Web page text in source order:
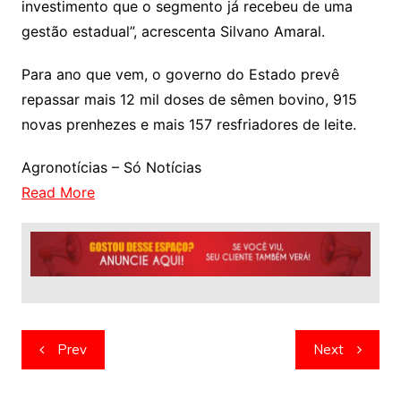
investimento que o segmento já recebeu de uma
gestão estadual”, acrescenta Silvano Amaral.
Para ano que vem, o governo do Estado prevê
repassar mais 12 mil doses de sêmen bovino, 915
novas prenhezes e mais 157 resfriadores de leite.
Agronotícias – Só Notícias
Read More
Navegação
de
Prev Next